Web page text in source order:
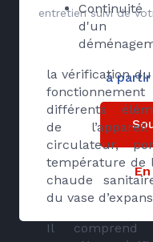
Continuité
d'un
la vérification
fonctionnement
différents
de
circulateur,
température de
chaude
du vase
Il comprend
entretien suivi de
à partir